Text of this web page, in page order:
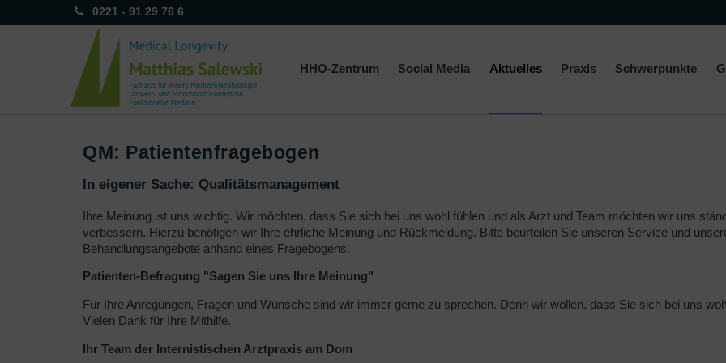
0221 - 91 29 76 6
HHO-Zentrum Social Media Aktuelles Praxis Schwerpunkte
QM: Patientenfragebogen
In eigener Sache: Qualitätsmanagement
Ihre Meinung ist uns wichtig. Wir möchten, dass Sie sich bei uns wohl fühlen und als Arzt und Team möchten wir uns
verbessern. Hierzu benötigen wir Ihre ehrliche Meinung und Rückmeldung. Bitte beurteilen Sie unseren Service und
Behandlungsangebote anhand eines Fragebogens.
Patienten-Befragung "Sagen Sie uns Ihre Meinung"
Für Ihre Anregungen, Fragen und Wünsche sind wir immer gerne zu sprechen. Denn wir wollen, dass Sie sich bei uns
Vielen Dank für Ihre Mithilfe.
Ihr Team der Internistischen Arztpraxis am Dom